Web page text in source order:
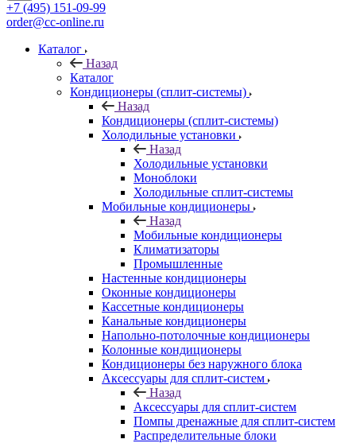
+7 (495) 151-09-99
order@cc-online.ru
Каталог
Назад
Каталог
Кондиционеры (сплит-системы)
Назад
Кондиционеры (сплит-системы)
Холодильные установки
Назад
Холодильные установки
Моноблоки
Холодильные сплит-системы
Мобильные кондиционеры
Назад
Мобильные кондиционеры
Климатизаторы
Промышленные
Настенные кондиционеры
Оконные кондиционеры
Кассетные кондиционеры
Канальные кондиционеры
Напольно-потолочные кондиционеры
Колонные кондиционеры
Кондиционеры без наружного блока
Аксессуары для сплит-систем
Назад
Аксессуары для сплит-систем
Помпы дренажные для сплит-систем
Распределительные блоки